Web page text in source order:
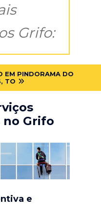
Grifo:
EM PINDORAMA DO
TO
Grifo
e